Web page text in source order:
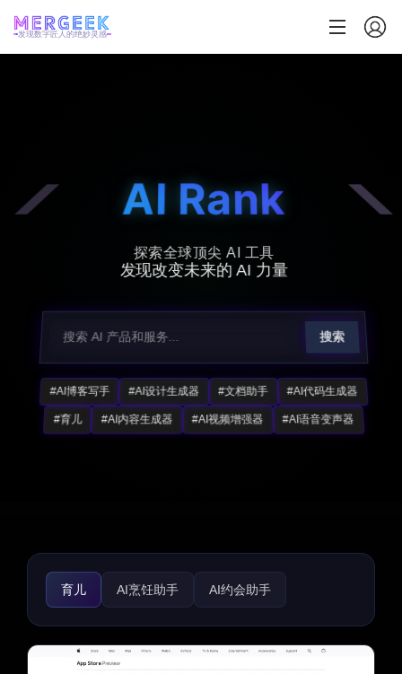
发现数字匠人的绝妙灵感
AI Rank
探索全球顶尖 AI 工具
发现改变未来的 AI 力量
搜索
#AI博客写手 #AI设计生成器 #文档助手 #AI代码生成器
#育儿 #AI内容生成器 #AI视频增强器 #AI语音变声器
AI烹饪助手 AI约会助手
AI旅行规划师 AI食谱助手 生活助手
趣味工具
育儿